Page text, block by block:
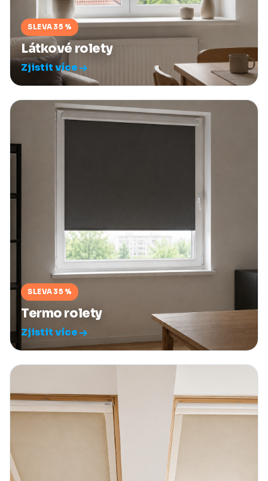
SLEVA 35 %
Látkové rolety
Zjistit více
SLEVA 35 %
Termo rolety
Zjistit více